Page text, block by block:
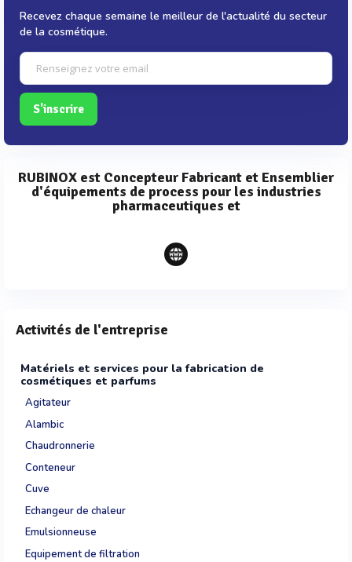
Recevez chaque semaine le meilleur de l'actualité du secteur
de la cosmétique.
S'inscrire
RUBINOX est Concepteur Fabricant et Ensemblier
d'équipements de process pour les industries
pharmaceutiques et
Activités de l'entreprise
Matériels et services pour la fabrication de
cosmétiques et parfums
Agitateur
Alambic
Chaudronnerie
Conteneur
Cuve
Echangeur de chaleur
Emulsionneuse
Equipement de filtration